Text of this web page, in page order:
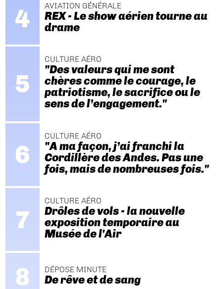
AVIATION GÉNÉRALE
REX - Le show aérien tourne au
drame
CULTURE AÉRO
"Des valeurs qui me sont
chères comme le courage, le
patriotisme, le sacrifice ou le
sens de l’engagement."
CULTURE AÉRO
"A ma façon, j’ai franchi la
Cordillère des Andes. Pas une
fois, mais de nombreuses fois."
CULTURE AÉRO
Drôles de vols - la nouvelle
exposition temporaire au
Musée de l'Air
DÉPOSE MINUTE
De rêve et de sang